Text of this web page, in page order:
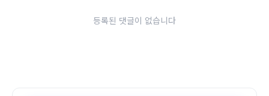
등록된 댓글이 없습니다